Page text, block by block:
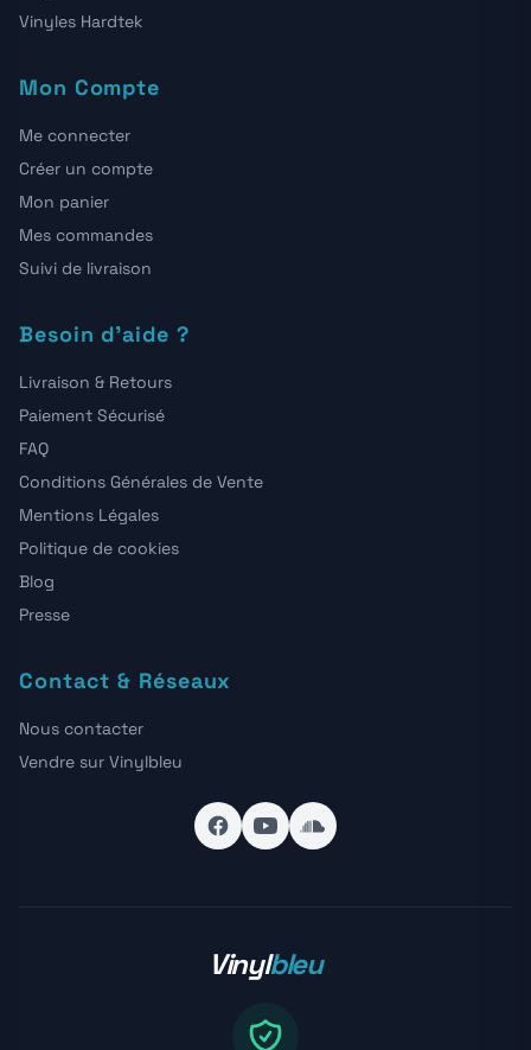
Vinyles Hardtek
Mon Compte
Me connecter
Créer un compte
Mon panier
Mes commandes
Suivi de livraison
Besoin d'aide ?
Livraison & Retours
Paiement Sécurisé
FAQ
Conditions Générales de Vente
Mentions Légales
Politique de cookies
Blog
Presse
Contact & Réseaux
Nous contacter
Vendre sur Vinylbleu
Vinylbleu